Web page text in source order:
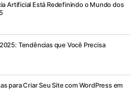
Artificial Está Redefinindo o Mundo dos
Tendências que Você Precisa
para Criar Seu Site com WordPress em